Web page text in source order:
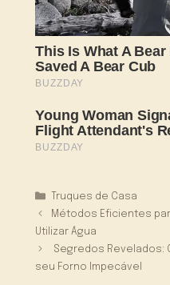
Categorias
Truques de Casa
Métodos Eficientes
Utilizar Água
Segredos Revelados:
seu Forno Impecável